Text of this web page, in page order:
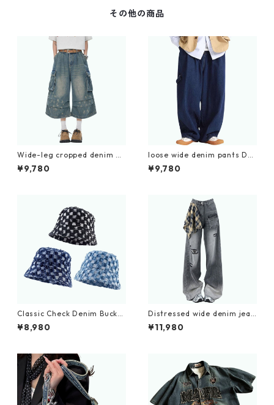
その他の商品
Wide-leg cropped denim pa
nts D0229
¥9,780
loose wide denim pants D01
18
¥9,780
Classic Check Denim Bucket
Hat D0213
¥8,980
Distressed wide denim jean
s D0177
¥11,980